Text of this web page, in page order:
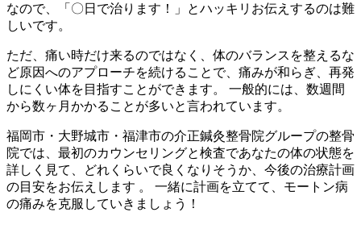
なので、「〇日で治ります！」とハッキリお伝えするのは難
しいです。
ただ、痛い時だけ来るのではなく、体のバランスを整えるな
ど原因へのアプローチを続けることで、痛みが和らぎ、再発
しにくい体を目指すことができます。 一般的には、数週間
から数ヶ月かかることが多いと言われています。
福岡市・大野城市・福津市の介正鍼灸整骨院グループの整骨
院では、最初のカウンセリングと検査であなたの体の状態を
詳しく見て、どれくらいで良くなりそうか、今後の治療計画
の目安をお伝えします 。 一緒に計画を立てて、モートン病
の痛みを克服していきましょう！